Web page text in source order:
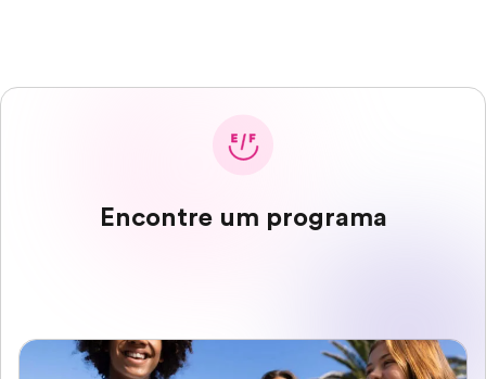
Encontre um programa